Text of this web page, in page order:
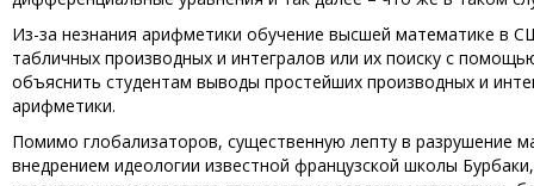
Из-за незнания арифметики обучение высшей математике в
табличных производных и интегралов или их поиску с
объяснить студентам выводы простейших производных и
арифметики.
Помимо глобализаторов, существенную лепту в разрушение
внедрением идеологии известной французской школы